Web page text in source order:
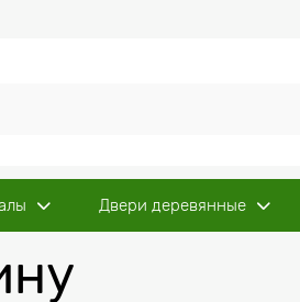
Двери деревянные